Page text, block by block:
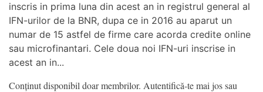
inscris in prima luna din acest an in registrul general al
IFN-urilor de la BNR, dupa ce in 2016 au aparut un
numar de 15 astfel de firme care acorda credite online
sau microfinantari. Cele doua noi IFN-uri inscrise in
acest an in...
Conținut disponibil doar membrilor. Autentifică-te mai jos sau